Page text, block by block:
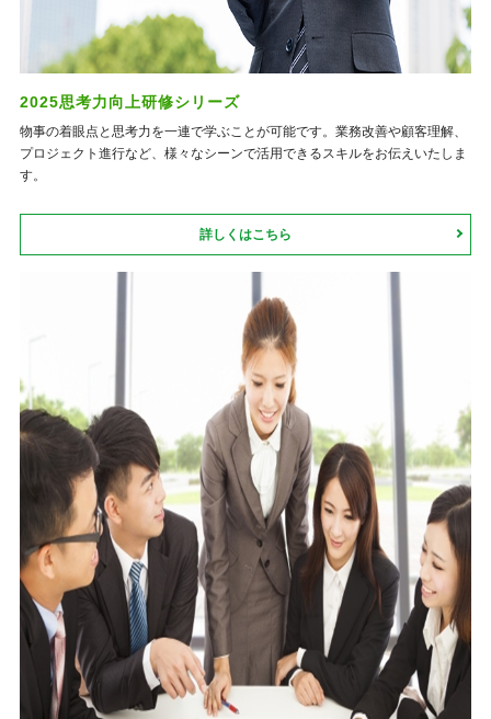
2025思考力向上研修シリーズ
物事の着眼点と思考力を一連で学ぶことが可能です。業務改善や顧客理解、
プロジェクト進行など、様々なシーンで活用できるスキルをお伝えいたしま
す。
詳しくはこちら